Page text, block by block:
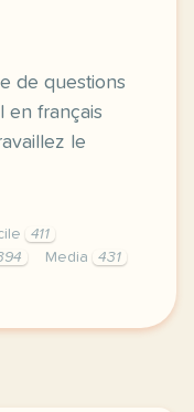
de questions
en français
le
411
Media
431
retraites